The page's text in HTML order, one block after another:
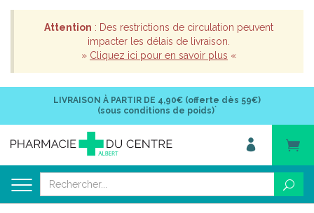
Attention : Des restrictions de circulation peuvent
impacter les délais de livraison.
» Cliquez ici pour en savoir plus «
LIVRAISON À PARTIR DE 4,90€ (offerte dès 59€)
(sous conditions de poids)*